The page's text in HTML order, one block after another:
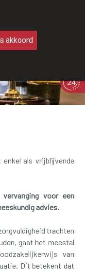
als vrijblijvende
voor een
advies.
trachten
gaat het meestal
van
Dit betekent dat
akkoord